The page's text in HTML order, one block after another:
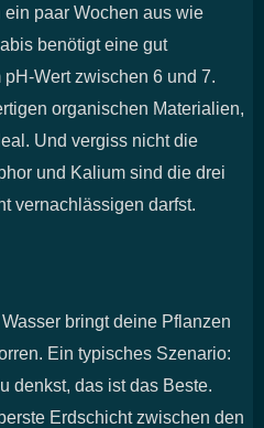
paar Wochen aus wie
benötigt eine gut
Wert zwischen 6 und 7.
organischen Materialien,
Und vergiss nicht die
und Kalium sind die drei
vernachlässigen darfst.
bringt deine Pflanzen
Ein typisches Szenario:
denkst, das ist das Beste.
Erdschicht zwischen den